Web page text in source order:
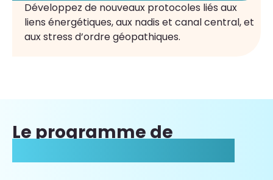
Développez de nouveaux protocoles liés aux
liens énergétiques, aux nadis et canal central, et
aux stress d’ordre géopathiques.
Le programme de